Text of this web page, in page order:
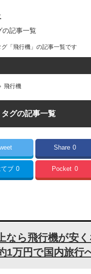
の記事一覧
グ「飛行機」の記事一覧です
飛行機
タグの記事一覧
Share 0
てブ 0 Pocket 0
なら飛行機が安
1万円で国内旅行